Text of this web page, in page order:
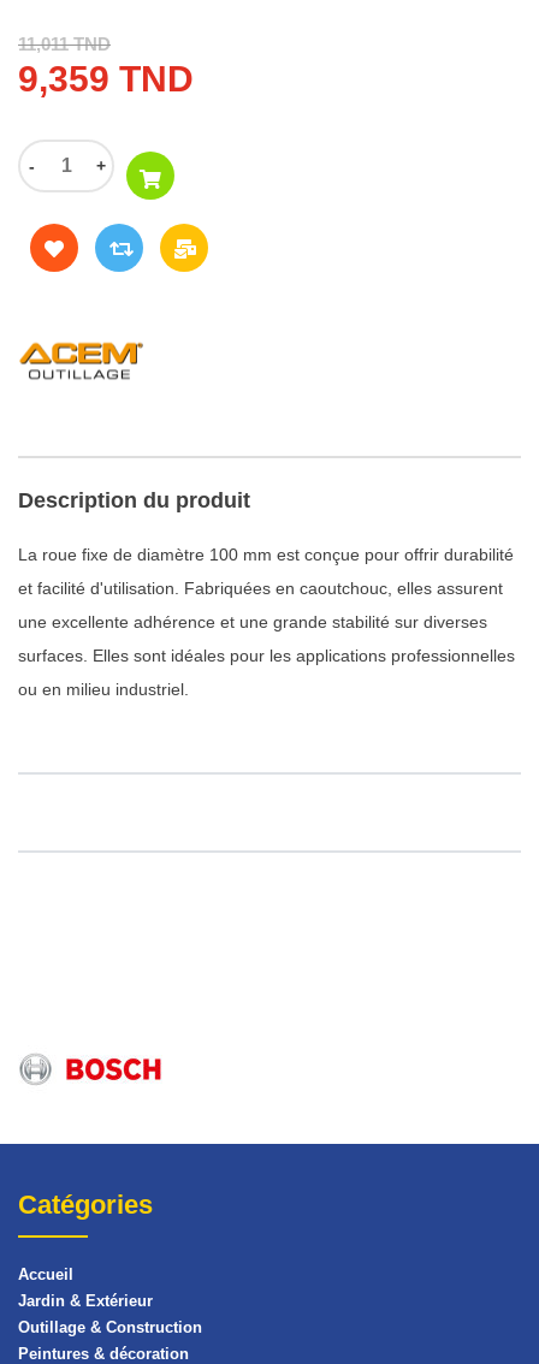
11,011 TND
9,359 TND
- +
Description du produit
La roue fixe de diamètre 100 mm est conçue pour offrir durabilité
et facilité d'utilisation. Fabriquées en caoutchouc, elles assurent
une excellente adhérence et une grande stabilité sur diverses
surfaces. Elles sont idéales pour les applications professionnelles
ou en milieu industriel.
Catégories
Accueil
Jardin & Extérieur
Outillage & Construction
Peintures & décoration